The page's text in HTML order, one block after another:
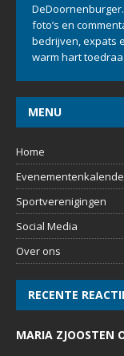
foto’s en
bedrijven, expats
warm hart
MENU
Home
Sportverenigingen
Social Media
Over ons
RECENTE
MARIA ZJOOSTEN